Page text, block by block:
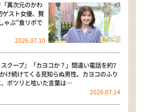
「異次元のかわ
ゲスト女優、贅
ゃぶ”食リポで
2026.07.10
スクープ』「カヨコか？」間違い電話を約7
け続けてくる見知らぬ男性。カヨコのふり
ポツリと呟いた言葉は…
2026.07.14